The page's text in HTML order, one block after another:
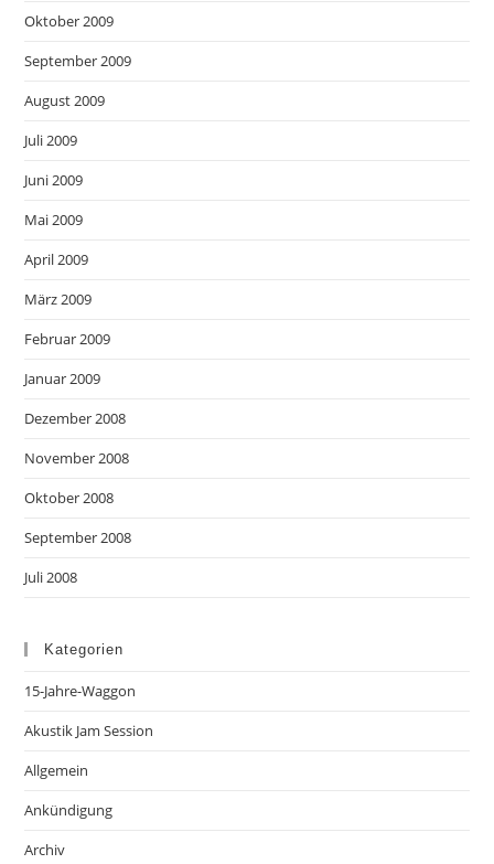
Oktober 2009
September 2009
August 2009
Juli 2009
Juni 2009
Mai 2009
April 2009
März 2009
Februar 2009
Januar 2009
Dezember 2008
November 2008
Oktober 2008
September 2008
Juli 2008
Kategorien
15-Jahre-Waggon
Akustik Jam Session
Allgemein
Ankündigung
Archiv